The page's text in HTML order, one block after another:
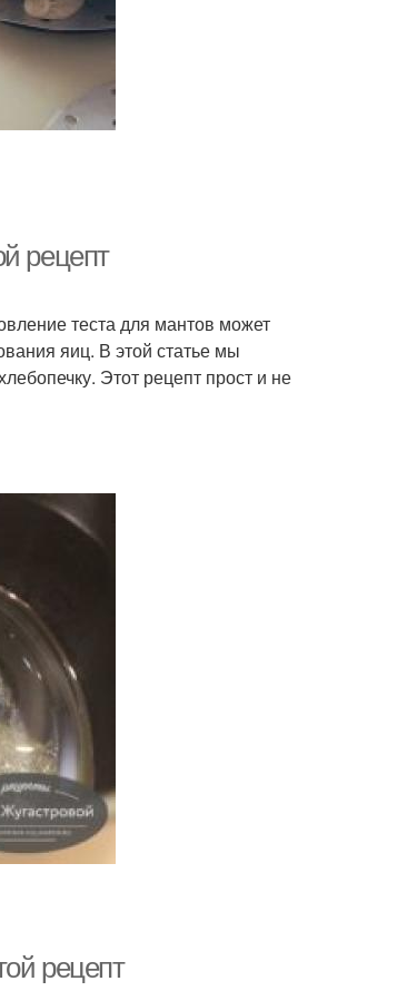
рецепт
теста для мантов может
яиц. В этой статье мы
Этот рецепт прост и не
рецепт